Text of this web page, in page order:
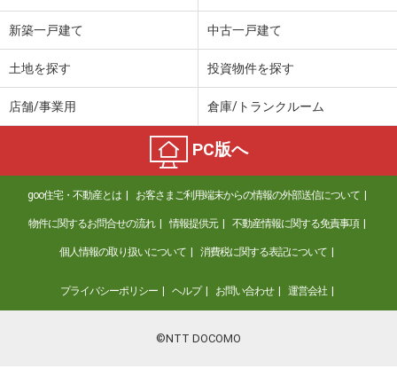
新築一戸建て 中古一戸建て
土地を探す 投資物件を探す
店舗/事業用 倉庫/トランクルーム
PC版へ
goo住宅・不動産とは お客さまご利用端末からの情報の外部送信について
物件に関するお問合せの流れ 情報提供元 不動産情報に関する免責事項
個人情報の取り扱いについて 消費税に関する表記について
プライバシーポリシー ヘルプ お問い合わせ 運営会社
©NTT DOCOMO